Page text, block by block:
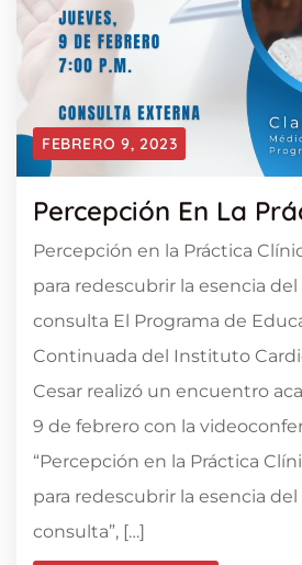
FEBRERO 9, 2023
Percepción En La
Percepción en la Práctica
para redescubrir la esencia
consulta El Programa de
Continuada del Instituto
Cesar realizó un encuentro
9 de febrero con la
“Percepción en la Práctica
para redescubrir la esencia
consulta”, […]